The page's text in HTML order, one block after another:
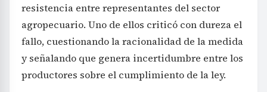
resistencia entre representantes del sector
agropecuario. Uno de ellos criticó con dureza el
fallo, cuestionando la racionalidad de la medida
y señalando que genera incertidumbre entre los
productores sobre el cumplimiento de la ley.